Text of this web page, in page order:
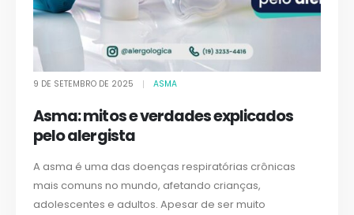
9 DE SETEMBRO DE 2025 ASMA
Asma: mitos e verdades explicados
pelo alergista
A asma é uma das doenças respiratórias crônicas
mais comuns no mundo, afetando crianças,
adolescentes e adultos. Apesar de ser muito